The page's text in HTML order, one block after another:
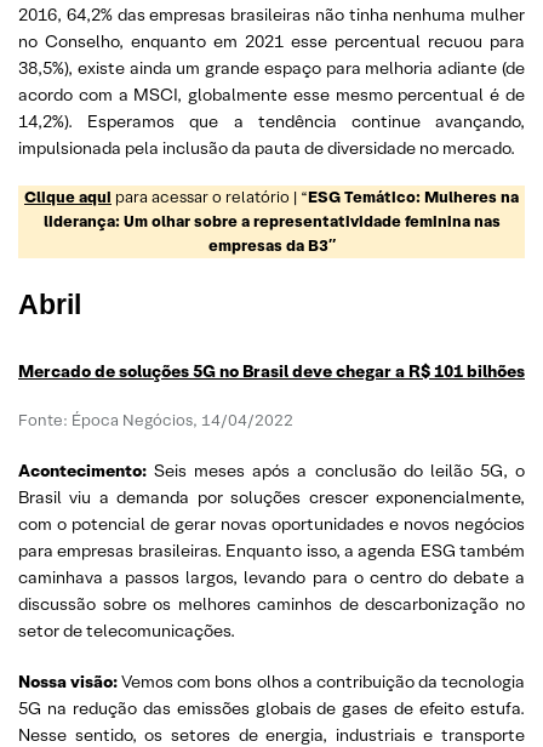
2016, 64,2% das empresas brasileiras não tinha nenhuma mulher
no Conselho, enquanto em 2021 esse percentual recuou para
38,5%), existe ainda um grande espaço para melhoria adiante (de
acordo com a MSCI, globalmente esse mesmo percentual é de
14,2%). Esperamos que a tendência continue avançando,
impulsionada pela inclusão da pauta de diversidade no mercado.
Clique aqui para acessar o relatório | “ESG Temático: Mulheres na
liderança: Um olhar sobre a representatividade feminina nas
empresas da B3″
Abril
Mercado de soluções 5G no Brasil deve chegar a R$ 101 bilhões
Fonte: Época Negócios, 14/04/2022
Acontecimento: Seis meses após a conclusão do leilão 5G, o
Brasil viu a demanda por soluções crescer exponencialmente,
com o potencial de gerar novas oportunidades e novos negócios
para empresas brasileiras. Enquanto isso, a agenda ESG também
caminhava a passos largos, levando para o centro do debate a
discussão sobre os melhores caminhos de descarbonização no
setor de telecomunicações.
Nossa visão:Vemos com bons olhos a contribuição da tecnologia
5G na redução das emissões globais de gases de efeito estufa.
Nesse sentido, os setores de energia, industriais e transporte